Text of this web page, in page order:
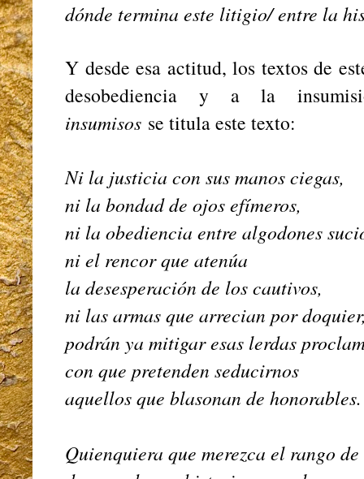
dónde termina este litigio/ entre la
Y desde esa actitud, los textos de
desobediencia y a la
insumisos se titula este texto:
Ni la justicia con sus manos ciegas,
ni la bondad de ojos efímeros,
ni la obediencia entre algodones
ni el rencor que atenúa
la desesperación de los cautivos,
ni las armas que arrecian por
podrán ya mitigar esas lerdas
con que pretenden seducirnos
aquellos que blasonan de honorables.
Quienquiera que merezca el rango